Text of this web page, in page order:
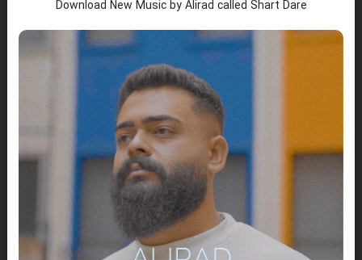
Download New Music by Alirad called Shart Dare